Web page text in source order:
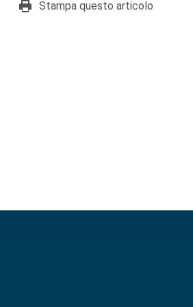
Stampa questo articolo